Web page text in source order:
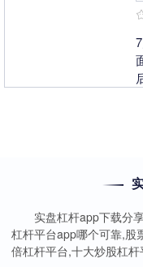
实盘杠杆app下载分
杠杆平台app哪个可靠,股
倍杠杆平台,十大炒股杠杆